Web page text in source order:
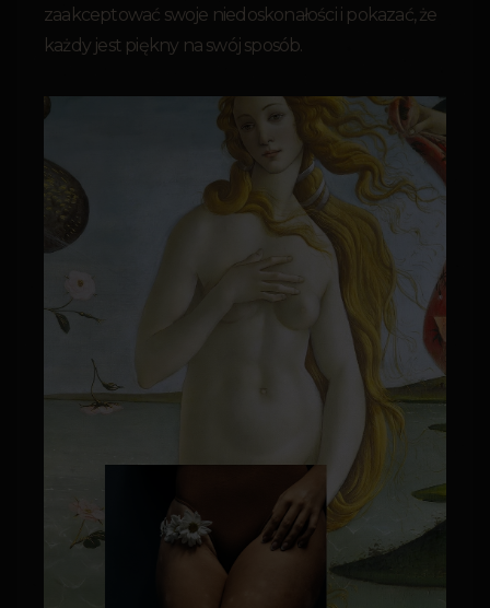
zaakceptować swoje niedoskonałości i pokazać, że
każdy jest piękny na swój sposób.